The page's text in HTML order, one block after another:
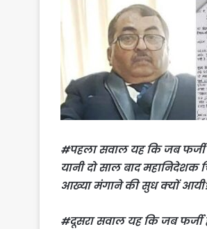
#पहला सवाल यह कि जब फर्जी
यानी दो साल बाद महानिदेशक
आख्या मंगाने की सुध क्यों
#दूसरा सवाल यह कि जब फर्जी